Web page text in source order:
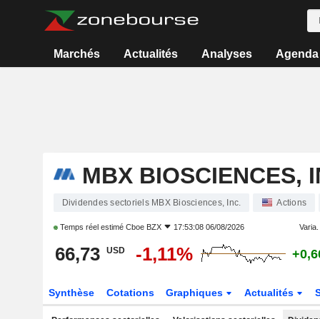
Marchés Actualités Analyses Agenda
MBX BIOSCIENCES,
Dividendes sectoriels MBX Biosciences, Inc. Actions
Temps réel estimé Cboe BZX 17:53:08 06/08/2026 Varia.
66,73 USD -1,11%
Synthèse Cotations Graphiques Actualités